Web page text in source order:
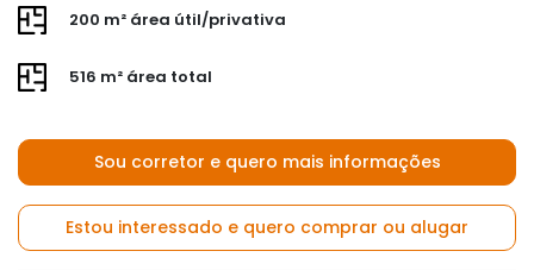
200 m² área útil/privativa
516 m² área total
Sou corretor e quero mais informações
Estou interessado e quero comprar ou alugar